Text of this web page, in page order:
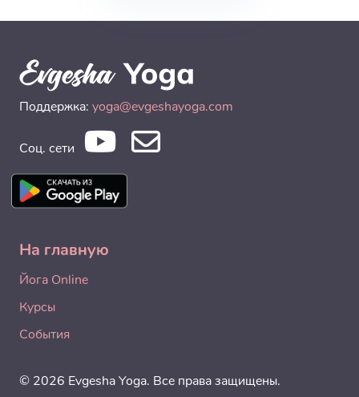
Поддержка: yoga@evgeshayoga.com
Соц. сети
На главную
Йога Online
Курсы
События
© 2026 Evgesha Yoga. Все права защищены.